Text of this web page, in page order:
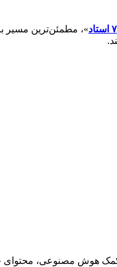
۷ استاد
»، مطمئن‌ترین مسیر
کمک هوش مصنوعی،